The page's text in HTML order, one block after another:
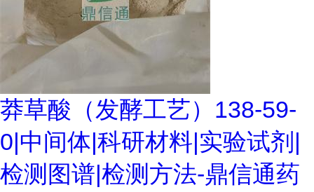
莽草酸（发酵工艺）138-59-
0|中间体|科研材料|实验试剂|
检测图谱|检测方法-鼎信通药